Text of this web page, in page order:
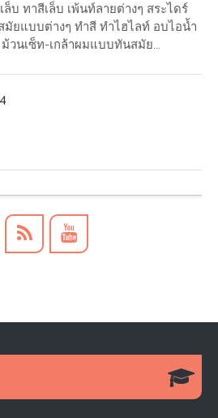
บ ทาสีเล็บ เพ้นท์ลายต่างๆ สระไดร์
ยแบบต่างๆ ทำสี ทำไฮไลท์ อบไอน้ำ
วนเซ็ท-เกล้าผมแบบทันสมัย...